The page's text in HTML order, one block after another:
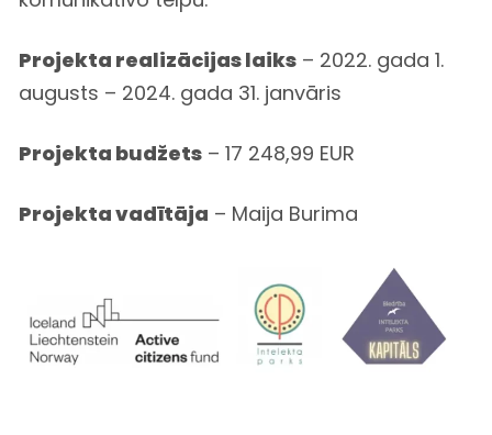
Projekta realizācijas laiks – 2022. gada 1.
augusts – 2024. gada 31. janvāris
Projekta budžets – 17 248,99 EUR
Projekta vadītāja – Maija Burima